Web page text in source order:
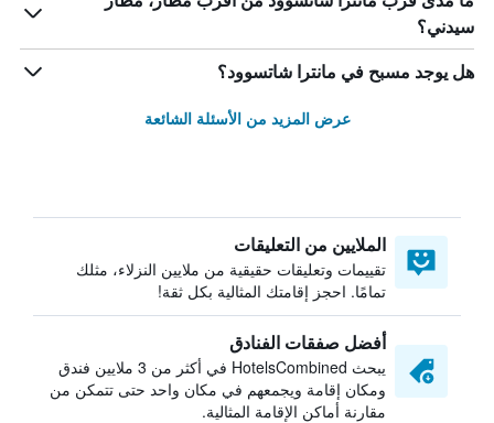
سيدني؟
هل يوجد مسبح في مانترا شاتسوود؟
عرض المزيد من الأسئلة الشائعة
الملايين من التعليقات
تقييمات وتعليقات حقيقية من ملايين النزلاء، مثلك
تمامًا. احجز إقامتك المثالية بكل ثقة!
أفضل صفقات الفنادق
يبحث HotelsCombined في أكثر من 3 ملايين فندق
ومكان إقامة ويجمعهم في مكان واحد حتى تتمكن من
مقارنة أماكن الإقامة المثالية.